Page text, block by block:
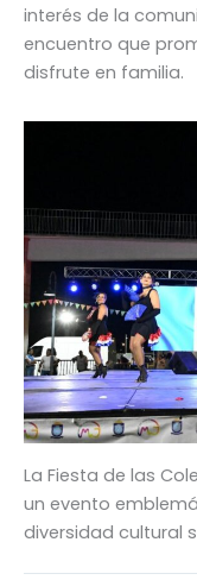
interés de la
encuentro que
disfrute en familia.
La Fiesta de las
un evento
diversidad cultural